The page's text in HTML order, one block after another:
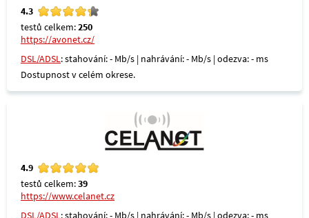
4.3
testů celkem:250
https://avonet.cz/
DSL/ADSL: stahování: - Mb/s | nahrávání: - Mb/s | odezva: - ms
Dostupnost v celém okrese.
4.9
testů celkem:39
https://www.celanet.cz
DSL/ADSL: stahování: - Mb/s | nahrávání: - Mb/s | odezva: - ms